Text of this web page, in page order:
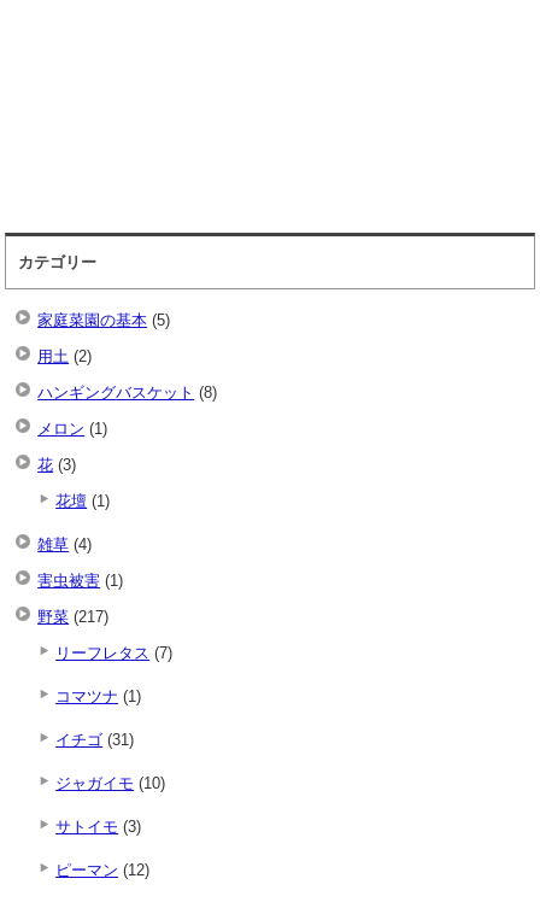
カテゴリー
家庭菜園の基本 (5)
用土 (2)
ハンギングバスケット (8)
メロン (1)
花 (3)
花壇 (1)
雑草 (4)
害虫被害 (1)
野菜 (217)
リーフレタス (7)
コマツナ (1)
イチゴ (31)
ジャガイモ (10)
サトイモ (3)
ピーマン (12)